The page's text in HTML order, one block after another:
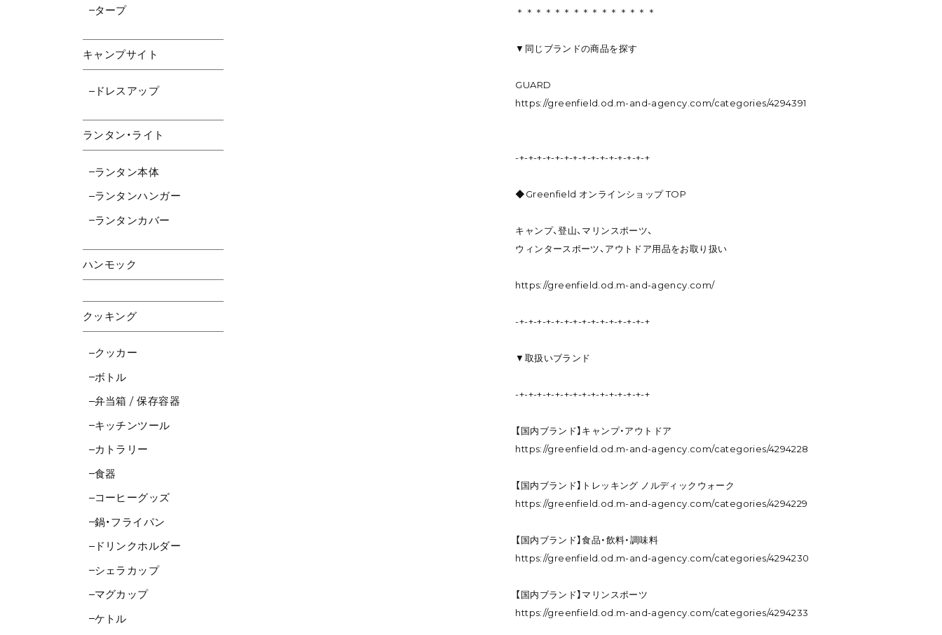
タープ
キャンプサイト
ドレスアップ
ランタン・ライト
ランタン本体
ランタンハンガー
ランタンカバー
ハンモック
クッキング
クッカー
ボトル
弁当箱 / 保存容器
キッチンツール
カトラリー
食器
コーヒーグッズ
鍋・フライパン
ドリンクホルダー
シェラカップ
マグカップ
ケトル
＊＊＊＊＊＊＊＊＊＊＊＊＊＊＊
▼同じブランドの商品を探す
GUARD
https://greenfield.od.m-and-agency.com/categories/4294391
-+-+-+-+-+-+-+-+-+-+-+-+-+-+-+
◆Greenfield オンラインショップ TOP
キャンプ、登山、マリンスポーツ、
ウィンタースポーツ、アウトドア用品をお取り扱い
https://greenfield.od.m-and-agency.com/
-+-+-+-+-+-+-+-+-+-+-+-+-+-+-+
▼取扱いブランド
-+-+-+-+-+-+-+-+-+-+-+-+-+-+-+
【国内ブランド】キャンプ・アウトドア
https://greenfield.od.m-and-agency.com/categories/4294228
【国内ブランド】トレッキング ノルディックウォーク
https://greenfield.od.m-and-agency.com/categories/4294229
【国内ブランド】食品・飲料・調味料
https://greenfield.od.m-and-agency.com/categories/4294230
【国内ブランド】マリンスポーツ
https://greenfield.od.m-and-agency.com/categories/4294233